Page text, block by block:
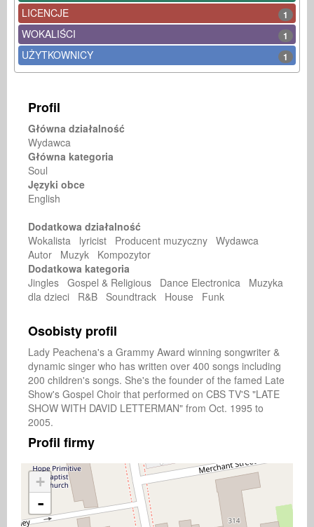
LICENCJE 1
WOKALIŚCI 1
UŻYTKOWNICY 1
Profil
Główna działalność
Wydawca
Główna kategoria
Soul
Języki obce
English
Dodatkowa działalność
Wokalista lyricist Producent muzyczny Wydawca
Autor Muzyk Kompozytor
Dodatkowa kategoria
Jingles Gospel & Religious Dance Electronica Muzyka
dla dzieci R&B Soundtrack House Funk
Osobisty profil
Lady Peachena's a Grammy Award winning songwriter &
dynamic singer who has written over 400 songs including
200 children's songs. She's the founder of the famed Late
Show's Gospel Choir that performed on CBS TV'S "LATE
SHOW WITH DAVID LETTERMAN" from Oct. 1995 to
2005.
Profil firmy
+
-